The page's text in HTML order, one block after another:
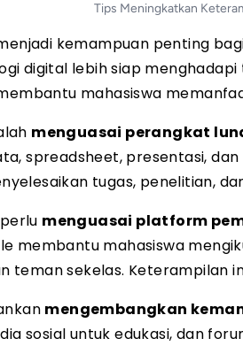
Tips Meningkatkan
kemampuan penting
digital lebih siap
mahasiswa
menguasai perangkat
spreadsheet, presentasi,
tugas, penelitian,
menguasai platform
membantu mahasiswa
teman sekelas. Keterampilan
mengembangkan
sosial untuk edukasi, dan